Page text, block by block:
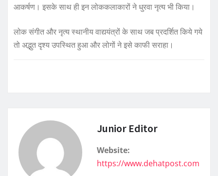
आकर्षण। इसके साथ ही इन लोककलाकारों ने धुरवा नृत्य भी किया।
लोक संगीत और नृत्य स्थानीय वाद्ययंत्रों के साथ जब प्रदर्शित किये गये
तो अद्भुत दृश्य उपस्थित हुआ और लोगों ने इसे काफी सराहा।
Junior Editor
Website:
https://www.dehatpost.com